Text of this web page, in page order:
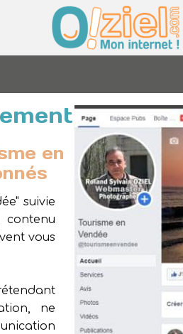
en
suivie
vous
ne